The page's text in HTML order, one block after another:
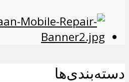
دسته‌بندی‌ها